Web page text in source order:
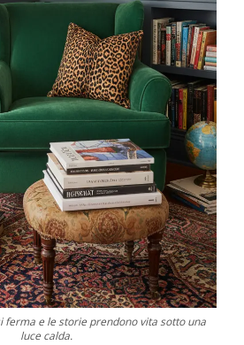
ferma e le storie prendono vita sotto una
luce calda.